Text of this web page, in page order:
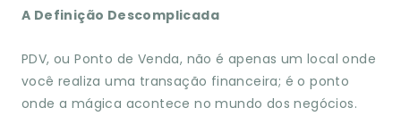
A Definição Descomplicada
PDV, ou Ponto de Venda, não é apenas um local onde
você realiza uma transação financeira; é o ponto
onde a mágica acontece no mundo dos negócios.